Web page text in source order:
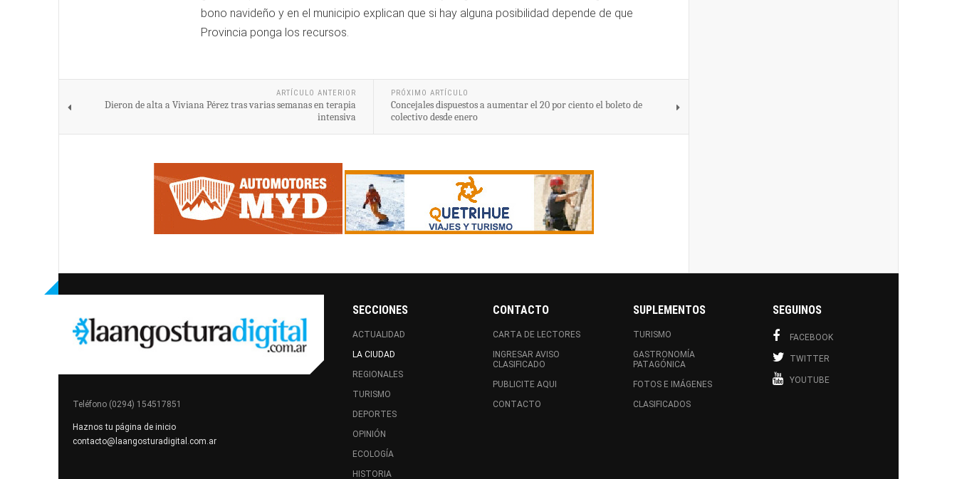
bono navideño y en el municipio explican que si hay alguna posibilidad depende de que
Provincia ponga los recursos.
ARTÍCULO ANTERIOR
Dieron de alta a Viviana Pérez tras varias semanas en terapia
intensiva
PRÓXIMO ARTÍCULO
Concejales dispuestos a aumentar el 20 por ciento el boleto de
colectivo desde enero
Teléfono (0294) 154517851
Haznos tu página de inicio
contacto@laangosturadigital.com.ar
SECCIONES
ACTUALIDAD
LA CIUDAD
REGIONALES
TURISMO
DEPORTES
OPINIÓN
ECOLOGÍA
HISTORIA
CONTACTO
CARTA DE LECTORES
INGRESAR AVISO
CLASIFICADO
PUBLICITE AQUI
CONTACTO
SUPLEMENTOS
TURISMO
GASTRONOMÍA
PATAGÓNICA
FOTOS E IMÁGENES
CLASIFICADOS
SEGUINOS
FACEBOOK
TWITTER
YOUTUBE